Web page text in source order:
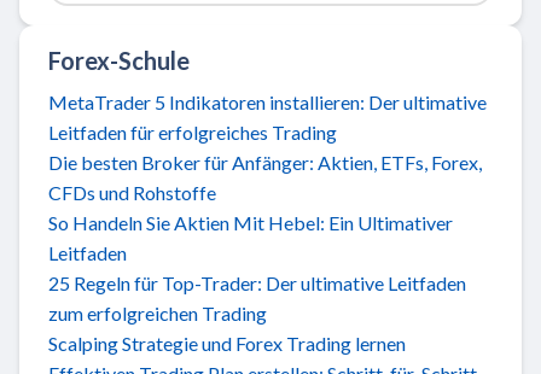
Forex-Schule
MetaTrader 5 Indikatoren installieren: Der ultimative
Leitfaden für erfolgreiches Trading
Die besten Broker für Anfänger: Aktien, ETFs, Forex,
CFDs und Rohstoffe
So Handeln Sie Aktien Mit Hebel: Ein Ultimativer
Leitfaden
25 Regeln für Top-Trader: Der ultimative Leitfaden
zum erfolgreichen Trading
Scalping Strategie und Forex Trading lernen